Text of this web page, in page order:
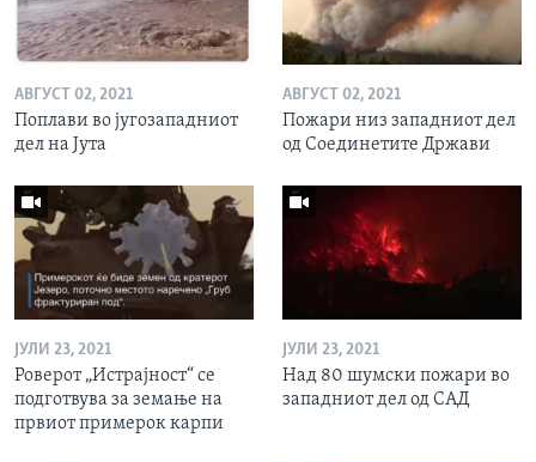
АВГУСТ 02, 2021
Поплави во југозападниот
дел на Јута
АВГУСТ 02, 2021
Пожари низ западниот дел
од Соединетите Држави
ЈУЛИ 23, 2021
Роверот „Истрајност“ се
подготвува за земање на
првиот примерок карпи
ЈУЛИ 23, 2021
Над 80 шумски пожари во
западниот дел од САД